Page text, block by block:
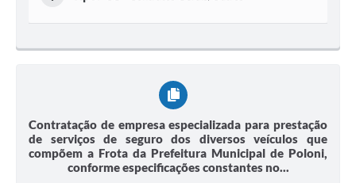
Contratação de empresa especializada para prestação
de serviços de seguro dos diversos veículos que
compõem a Frota da Prefeitura Municipal de Poloni,
conforme especificações constantes no...